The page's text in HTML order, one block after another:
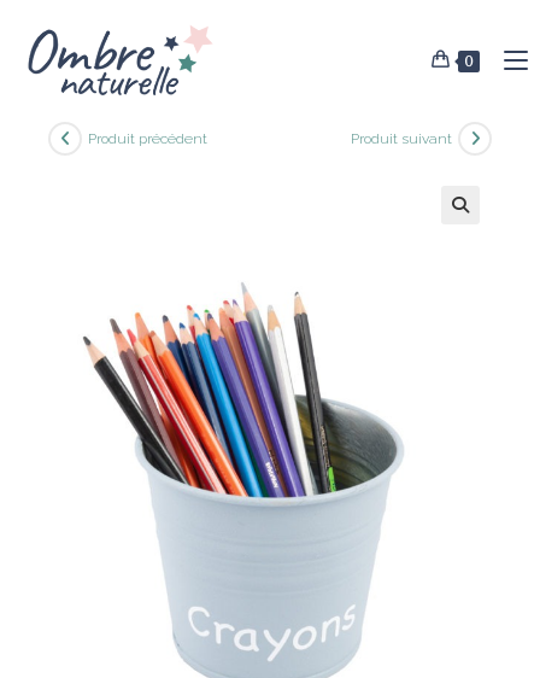
content
0
Produit précédent Produit suivant